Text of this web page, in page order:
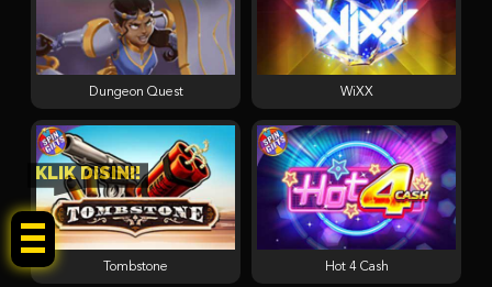
KLIK DISINI!
Dungeon Quest WiXX
Hot 4 Cash
Tombstone